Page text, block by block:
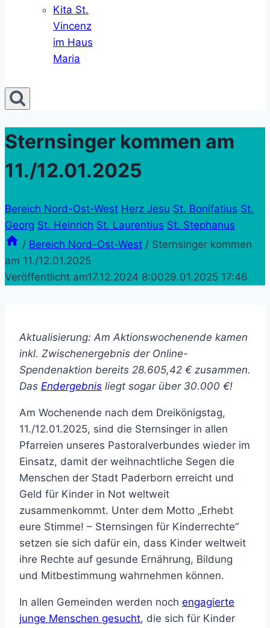
Kita St.
Vincenz
im Haus
Maria
Sternsinger kommen am
11./12.01.2025
Bereich Nord-Ost-West Herz Jesu St. Bonifatius St.
Georg St. Heinrich St. Laurentius St. Stephanus
/ Bereich Nord-Ost-West / Sternsinger kommen
am 11./12.01.2025
Veröffentlicht am17.12.2024 8:0029.01.2025 17:46
Aktualisierung: Am Aktionswochenende kamen
inkl. Zwischenergebnis der Online-
Spendenaktion bereits 28.605,42 € zusammen.
Das Endergebnis liegt sogar über 30.000 €!
Am Wochenende nach dem Dreikönigstag,
11./12.01.2025, sind die Sternsinger in allen
Pfarreien unseres Pastoralverbundes wieder im
Einsatz, damit der weihnachtliche Segen die
Menschen der Stadt Paderborn erreicht und
Geld für Kinder in Not weltweit
zusammenkommt. Unter dem Motto „Erhebt
eure Stimme! – Sternsingen für Kinderrechte“
setzen sie sich dafür ein, dass Kinder weltweit
ihre Rechte auf gesunde Ernährung, Bildung
und Mitbestimmung wahrnehmen können.
In allen Gemeinden werden noch engagierte
junge Menschen gesucht, die sich für Kinder